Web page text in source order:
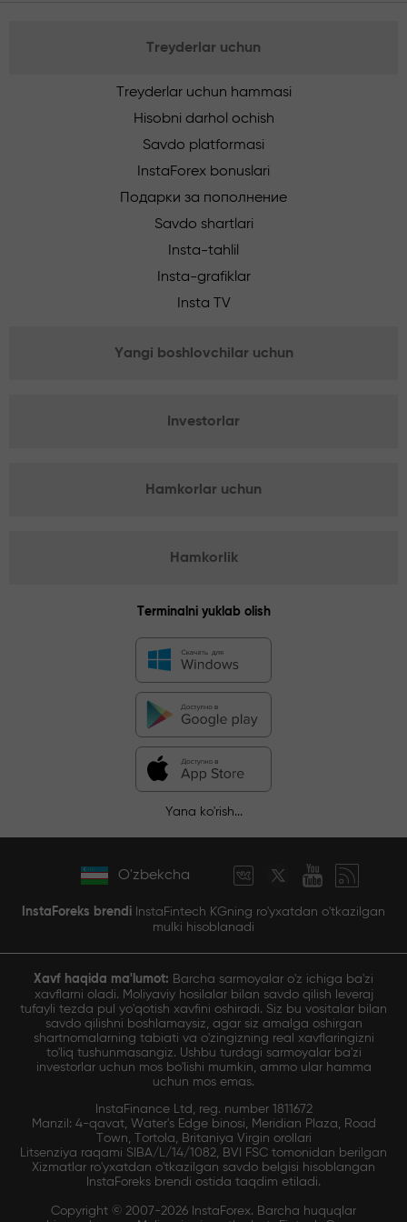
Treyderlar uchun
Treyderlar uchun hammasi
Hisobni darhol ochish
Savdo platformasi
InstaForex bonuslari
Подарки за пополнение
Savdo shartlari
Insta-tahlil
Insta-grafiklar
Insta TV
Yangi boshlovchilar uchun
Investorlar
Hamkorlar uchun
Hamkorlik
Terminalni yuklab olish
Yana ko'rish...
O'zbekcha
InstaForeks brendi InstaFintech KGning ro'yxatdan o'tkazilgan
mulki hisoblanadi
Xavf haqida ma'lumot: Barcha sarmoyalar o'z ichiga ba'zi
xavflarni oladi. Moliyaviy hosilalar bilan savdo qilish leveraj
tufayli tezda pul yo'qotish xavfini oshiradi. Siz bu vositalar bilan
savdo qilishni boshlamaysiz, agar siz amalga oshirgan
shartnomalarning tabiati va o'zingizning real xavflaringizni
to'liq tushunmasangiz. Ushbu turdagi sarmoyalar ba'zi
investorlar uchun mos bo'lishi mumkin, ammo ular hamma
uchun mos emas.
InstaFinance Ltd, reg. number 1811672
Manzil: 4-qavat, Water's Edge binosi, Meridian Plaza, Road
Town, Tortola, Britaniya Virgin orollari
Litsenziya raqami SIBA/L/14/1082, BVI FSC tomonidan berilgan
Xizmatlar ro'yxatdan o'tkazilgan savdo belgisi hisoblangan
InstaForeks brendi ostida taqdim etiladi.
Copyright © 2007-2026 InstaForex. Barcha huquqlar